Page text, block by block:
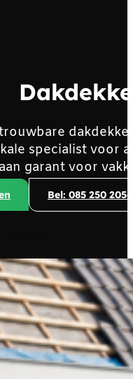
specialist voor
garant voor
Bel: 085 250 2056